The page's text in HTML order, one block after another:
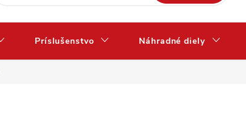
Príslušenstvo Náhradné diely